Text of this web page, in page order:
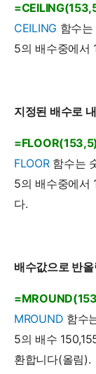
CEILING 함수
5의 배수중에서
지정된 배수로
=FLOOR(153,5)
FLOOR함수는
5의 배수중에서
다.
배수값으로 반올
MROUND 함수
5의 배수
환합니다(올림).